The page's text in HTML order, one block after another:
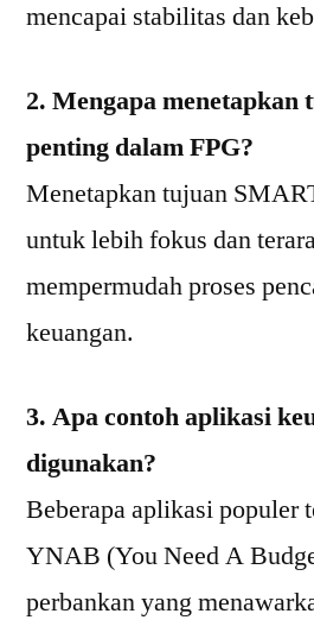
mencapai stabilitas dan
2. Mengapa
penting dalam FPG?
Menetapkan tujuan
untuk lebih fokus dan
mempermudah proses
keuangan.
3. Apa contoh aplikasi
digunakan?
Beberapa aplikasi populer
YNAB (You Need A
perbankan yang